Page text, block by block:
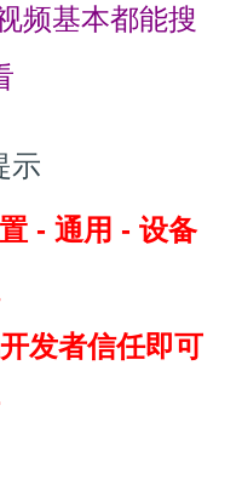
频基本都能搜
示
- 通用 - 设备
发者信任即可